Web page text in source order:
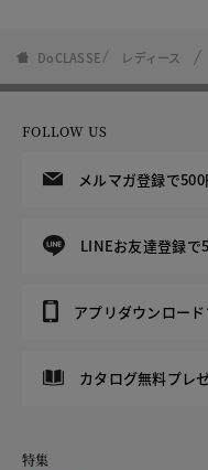
DoCLASSE レディース
FOLLOW US
メルマガ登録で500
LINEお友達登録で
アプリダウンロード
カタログ無料プレ
特集